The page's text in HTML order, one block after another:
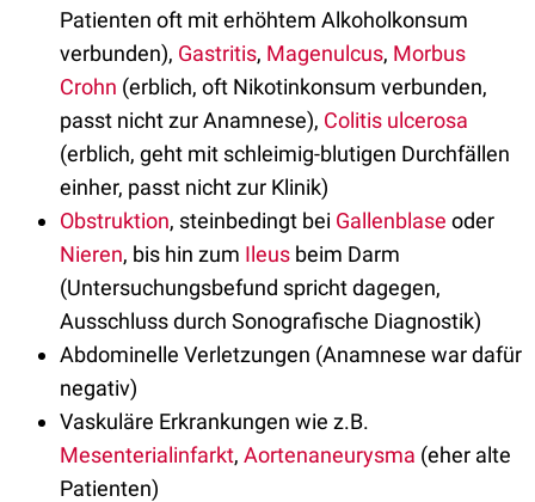
Patienten oft mit erhöhtem Alkoholkonsum
verbunden), Gastritis, Magenulcus, Morbus
Crohn (erblich, oft Nikotinkonsum verbunden,
passt nicht zur Anamnese), Colitis ulcerosa
(erblich, geht mit schleimig-blutigen Durchfällen
einher, passt nicht zur Klinik)
Obstruktion, steinbedingt bei Gallenblase oder
Nieren, bis hin zum Ileus beim Darm
(Untersuchungsbefund spricht dagegen,
Ausschluss durch Sonografische Diagnostik)
Abdominelle Verletzungen (Anamnese war dafür
negativ)
Vaskuläre Erkrankungen wie z.B.
Mesenterialinfarkt, Aortenaneurysma (eher alte
Patienten)